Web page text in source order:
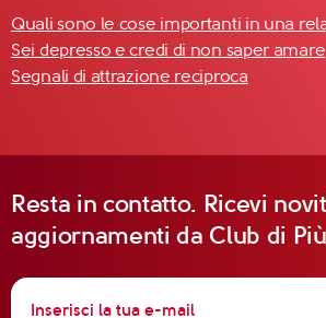
Quali sono le cose importanti in una
Sei depresso e credi di non saper amare
Segnali di attrazione reciproca
Resta in contatto. Ricevi
aggiornamenti da Club di